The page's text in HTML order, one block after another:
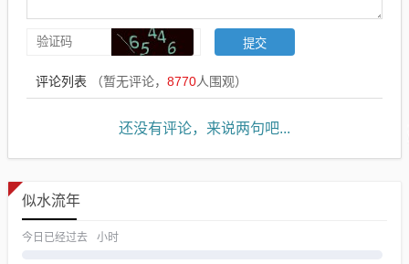
评论列表 （暂无评论， 8770人围观）
还没有评论，来说两句吧...
似水流年
今日已经过去 小时